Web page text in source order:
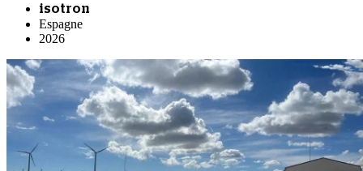
isotron
Espagne
2026